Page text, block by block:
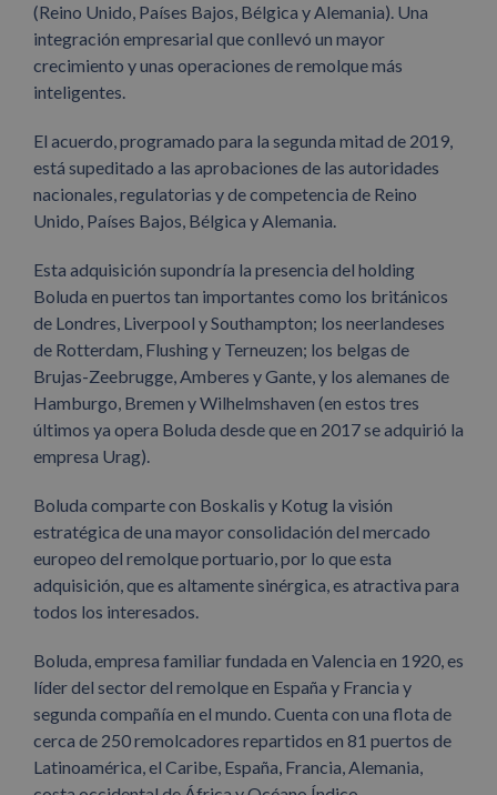
(Reino Unido, Países Bajos, Bélgica y Alemania). Una
integración empresarial que conllevó un mayor
crecimiento y unas operaciones de remolque más
inteligentes.
El acuerdo, programado para la segunda mitad de 2019,
está supeditado a las aprobaciones de las autoridades
nacionales, regulatorias y de competencia de Reino
Unido, Países Bajos, Bélgica y Alemania.
Esta adquisición supondría la presencia del holding
Boluda en puertos tan importantes como los británicos
de Londres, Liverpool y Southampton; los neerlandeses
de Rotterdam, Flushing y Terneuzen; los belgas de
Brujas-Zeebrugge, Amberes y Gante, y los alemanes de
Hamburgo, Bremen y Wilhelmshaven (en estos tres
últimos ya opera Boluda desde que en 2017 se adquirió la
empresa Urag).
Boluda comparte con Boskalis y Kotug la visión
estratégica de una mayor consolidación del mercado
europeo del remolque portuario, por lo que esta
adquisición, que es altamente sinérgica, es atractiva para
todos los interesados.
Boluda, empresa familiar fundada en Valencia en 1920, es
líder del sector del remolque en España y Francia y
segunda compañía en el mundo. Cuenta con una flota de
cerca de 250 remolcadores repartidos en 81 puertos de
Latinoamérica, el Caribe, España, Francia, Alemania,